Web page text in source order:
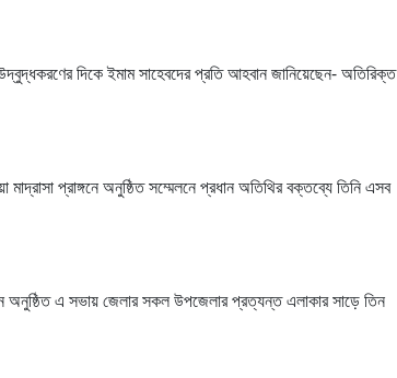
দিকে ইমাম সাহেবদের প্রতি আহবান জানিয়েছেন- অতিরিক্ত
মাদ্রাসা প্রাঙ্গনে অনুষ্ঠিত সম্মেলনে প্রধান অতিথির বক্তব্যে তিনি এসব
অনুষ্ঠিত এ সভায় জেলার সকল উপজেলার প্রত্যন্ত এলাকার সাড়ে তিন